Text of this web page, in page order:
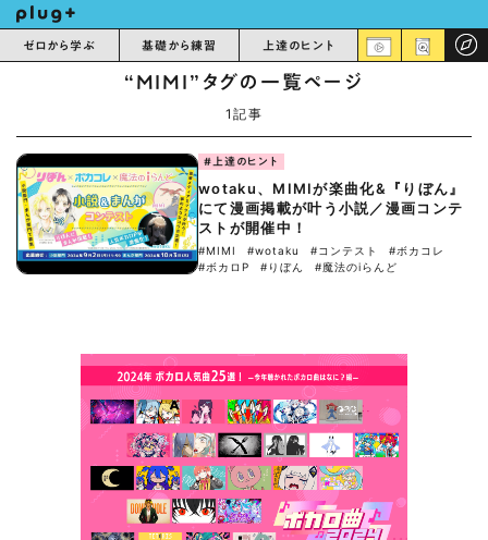
ゼロから学ぶ 基礎から練習 上達のヒント
“MIMI”タグの一覧ページ
1記事
#上達のヒント
wotaku、MIMIが楽曲化&『りぼん』
にて漫画掲載が叶う小説／漫画コンテ
ストが開催中！
#MIMI #wotaku #コンテスト
#ボカコレ
#ボカロP
#りぼん #魔法のiらんど